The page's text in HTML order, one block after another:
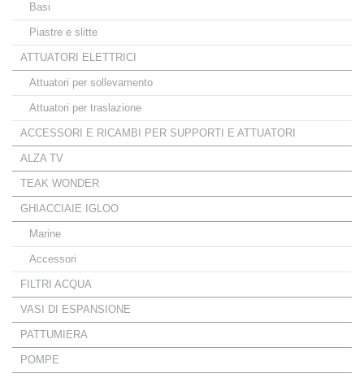
Basi
Piastre e slitte
ATTUATORI ELETTRICI
Attuatori per sollevamento
Attuatori per traslazione
ACCESSORI E RICAMBI PER SUPPORTI E ATTUATORI
ALZA TV
TEAK WONDER
GHIACCIAIE IGLOO
Marine
Accessori
FILTRI ACQUA
VASI DI ESPANSIONE
PATTUMIERA
POMPE